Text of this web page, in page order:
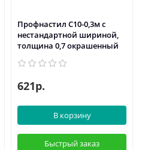
Профнастил С10-0,3м с
нестандартной шириной,
толщина 0,7 окрашенный
621р.
В корзину
Быстрый заказ